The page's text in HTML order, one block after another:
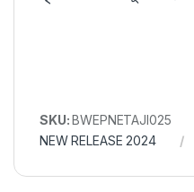
SKU:BWEPNETAJI025
NEW RELEASE 2024